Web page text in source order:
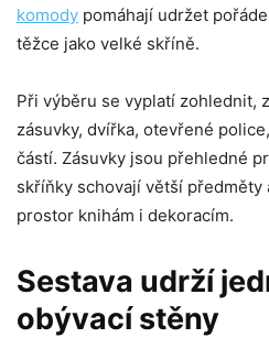
komody pomáhají udržet
těžce jako velké skříně.
Při výběru se vyplatí zohlednit,
zásuvky, dvířka, otevřené
částí. Zásuvky jsou přehledné
skříňky schovají větší
prostor knihám i dekoracím.
Sestava udrží
obývací stěny